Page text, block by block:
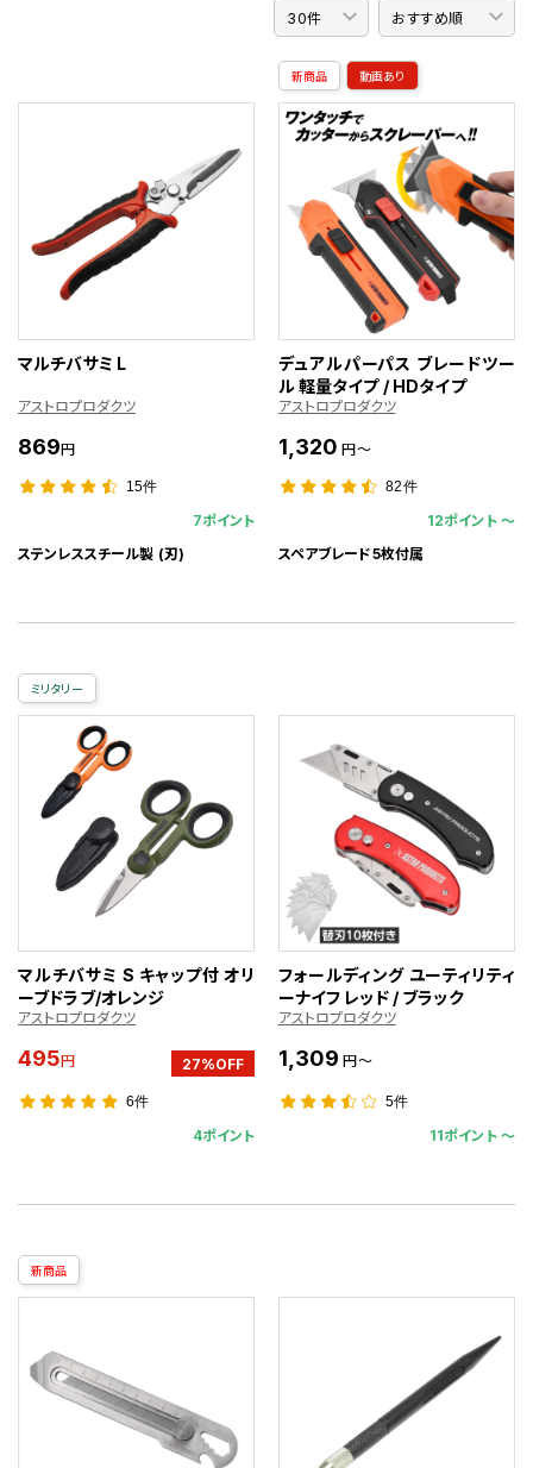
マルチバサミ L
アストロプロダクツ
869円
15件
7ポイント
ステンレススチール製 (刃)
新商品 動画あり
デュアルパーパス ブレードツー
ル 軽量タイプ / HDタイプ
アストロプロダクツ
1,320 円～
82件
12ポイント 〜
スペアブレード5枚付属
ミリタリー
マルチバサミ S キャップ付 オリ
ーブドラブ/オレンジ
アストロプロダクツ
495円 27%OFF
6件
4ポイント
フォールディング ユーティリティ
ーナイフ レッド / ブラック
アストロプロダクツ
1,309 円～
5件
11ポイント 〜
新商品